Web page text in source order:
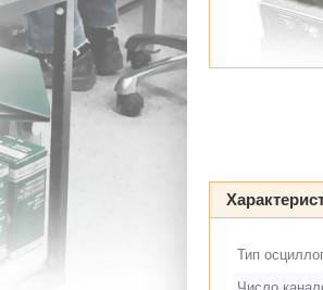
Тип